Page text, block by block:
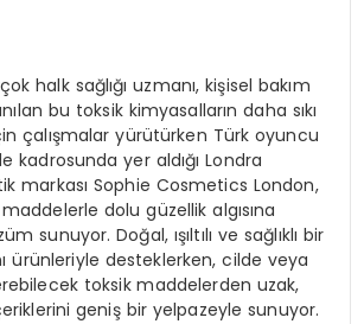
halk sağlığı uzmanı, kişisel bakım
bu toksik kimyasalların daha sıkı
çalışmalar yürütürken Türk oyuncu
kadrosunda yer aldığı Londra
markası Sophie Cosmetics London,
dolu güzellik algısına
sunuyor. Doğal, ışıltılı ve sağlıklı bir
ürünleriyle desteklerken, cilde veya
toksik maddelerden uzak,
geniş bir yelpazeyle sunuyor.